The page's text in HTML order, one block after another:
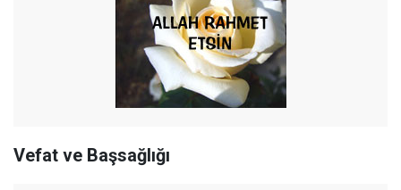
Vefat ve Başsağlığı